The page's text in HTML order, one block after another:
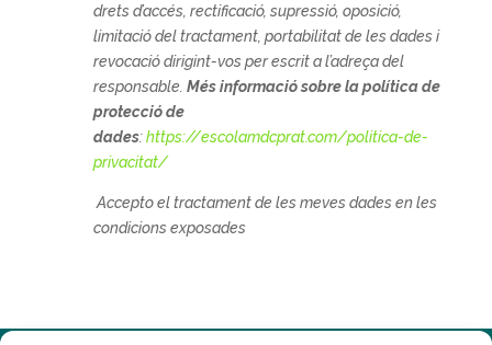
drets d’accés, rectificació, supressió, oposició,
limitació del tractament, portabilitat de les dades i
revocació dirigint-vos per escrit a l’adreça del
responsable.Més informació sobre la política de
protecció de
dades:https://escolamdcprat.com/politica-de-
privacitat/
Accepto el tractament de les meves dades en les
condicions exposades